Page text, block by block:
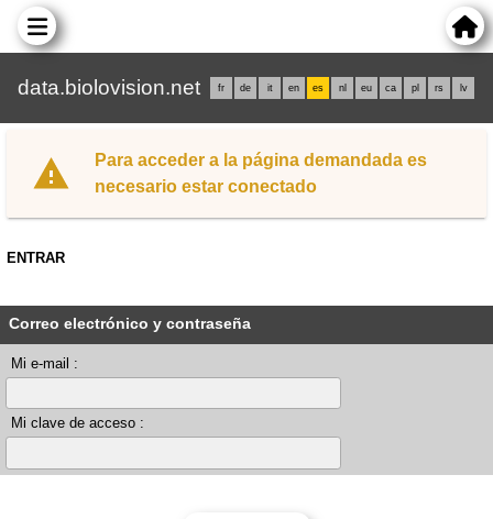
data.biolovision.net fr de it en es nl eu ca pl rs lv
Para acceder a la página demandada es
necesario estar conectado
ENTRAR
Correo electrónico y contraseña
Mi e-mail :
Mi clave de acceso :